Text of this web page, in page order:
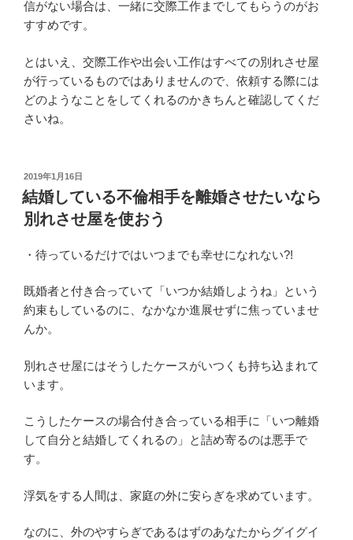
信がない場合は、一緒に交際工作までしてもらうのがお
すすめです。
とはいえ、交際工作や出会い工作はすべての別れさせ屋
が行っているものではありませんので、依頼する際には
どのようなことをしてくれるのかきちんと確認してくだ
さいね。
投
稿
日:
2019年1月16日
結婚している不倫相手を離婚させたいなら
別れさせ屋を使おう
・待っているだけではいつまでも幸せになれない?!
既婚者と付き合っていて「いつか結婚しようね」という
約束もしているのに、なかなか進展せずに焦っていませ
んか。
別れさせ屋にはそうしたケースがいつくも持ち込まれて
います。
こうしたケースの場合付き合っている相手に「いつ離婚
して自分と結婚してくれるの」と詰め寄るのは悪手で
す。
浮気をする人間は、家庭の外に安らぎを求めています。
なのに、外のやすらぎであるはずのあなたからグイグイ